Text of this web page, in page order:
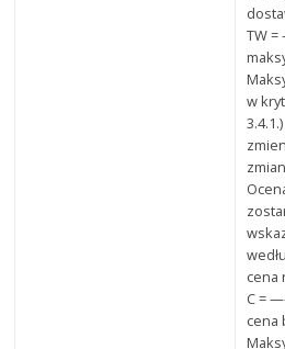
w
cena
C =
cena